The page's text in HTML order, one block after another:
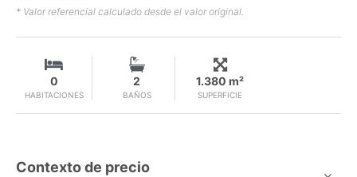
* Valor referencial calculado desde el valor original.
HABITACIONES
0
BAÑOS
2
SUPERFICIE
1.380 m²
Contexto de precio